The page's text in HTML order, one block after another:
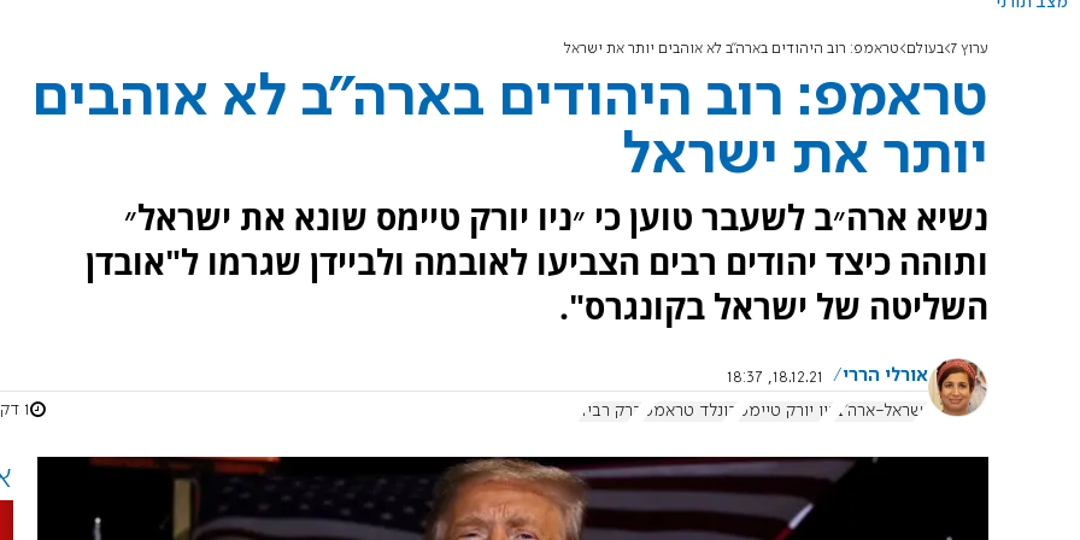
ערוץ 7 בעולם טראמפ: רוב היהודים בארה"ב לא אוהבים יותר את ישראל
טראמפ: רוב היהודים בארה"ב לא אוהבים
יותר את ישראל
נשיא ארה״ב לשעבר טוען כי ״ניו יורק טיימס שונא את ישראל״
ותוהה כיצד יהודים רבים הצביעו לאובמה ולביידן שגרמו ל"אובדן
השליטה של ישראל בקונגרס".
אורלי הררי
18.12.21, 18:37
ישראל-ארה"ב ניו יורק טיימס דונלד טראמפ ברק רביד 1 דקות